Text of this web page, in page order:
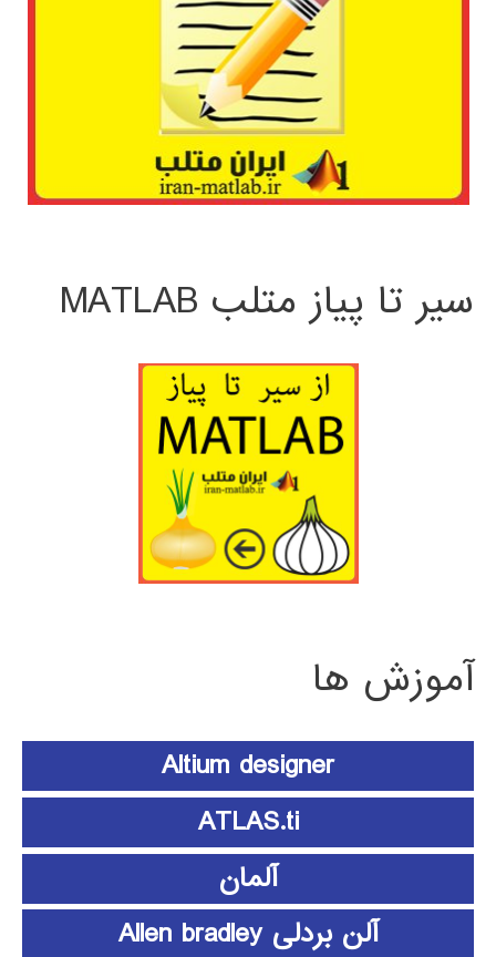
سیر تا پیاز متلب MATLAB
آموزش ها
Altium designer
ATLAS.ti
آلمان
آلن بردلی Allen bradley